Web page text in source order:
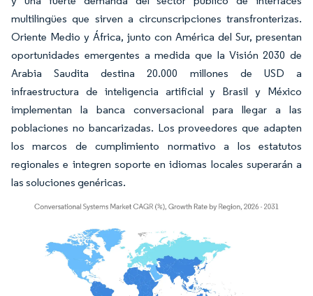
multilingües que sirven a circunscripciones transfronterizas.
Oriente Medio y África, junto con América del Sur, presentan
oportunidades emergentes a medida que la Visión 2030 de
Arabia Saudita destina 20.000 millones de USD a
infraestructura de inteligencia artificial y Brasil y México
implementan la banca conversacional para llegar a las
poblaciones no bancarizadas. Los proveedores que adapten
los marcos de cumplimiento normativo a los estatutos
regionales e integren soporte en idiomas locales superarán a
las soluciones genéricas.